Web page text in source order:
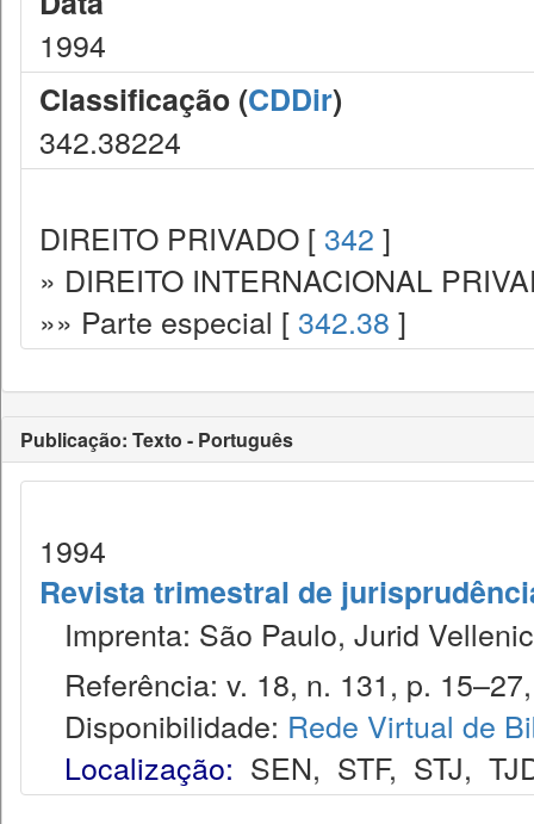
1994
Classificação (CDDir)
342.38224
DIREITO PRIVADO [ 342 ]
» DIREITO INTERNACIONAL
»» Parte especial [ 342.38 ]
Publicação: Texto - Português
1994
Revista trimestral de
Imprenta: São Paulo, Jurid
Referência: v. 18, n. 131, p.
Disponibilidade: Rede Virtual de
Localização: SEN, STF, STJ,